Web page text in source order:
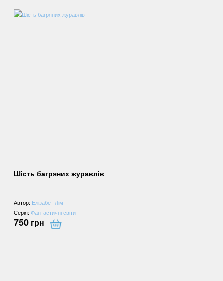
Шість багряних журавлів
Автор: Елізабет Лім
Серія:Фантастичні світи
750 грн